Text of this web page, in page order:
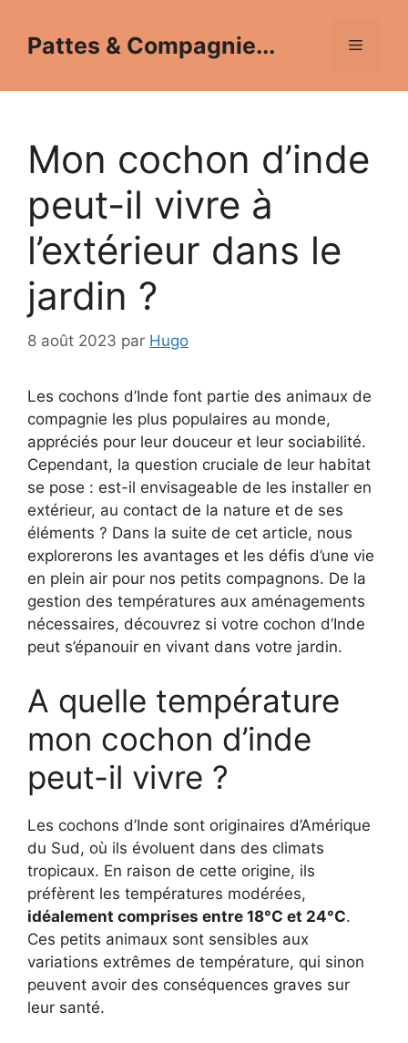
contenuPattes & Compagnie... Menu
Mon cochon d’inde
peut-il vivre à
l’extérieur dans le
jardin ?
8 août 2023 par Hugo
Les cochons d’Inde font partie des animaux de
compagnie les plus populaires au monde,
appréciés pour leur douceur et leur sociabilité.
Cependant, la question cruciale de leur habitat
se pose : est-il envisageable de les installer en
extérieur, au contact de la nature et de ses
éléments ? Dans la suite de cet article, nous
explorerons les avantages et les défis d’une vie
en plein air pour nos petits compagnons. De la
gestion des températures aux aménagements
nécessaires, découvrez si votre cochon d’Inde
peut s’épanouir en vivant dans votre jardin.
A quelle température
mon cochon d’inde
peut-il vivre ?
Les cochons d’Inde sont originaires d’Amérique
du Sud, où ils évoluent dans des climats
tropicaux. En raison de cette origine, ils
préfèrent les températures modérées,
idéalement comprises entre 18°C et 24°C.
Ces petits animaux sont sensibles aux
variations extrêmes de température, qui sinon
peuvent avoir des conséquences graves sur
leur santé.